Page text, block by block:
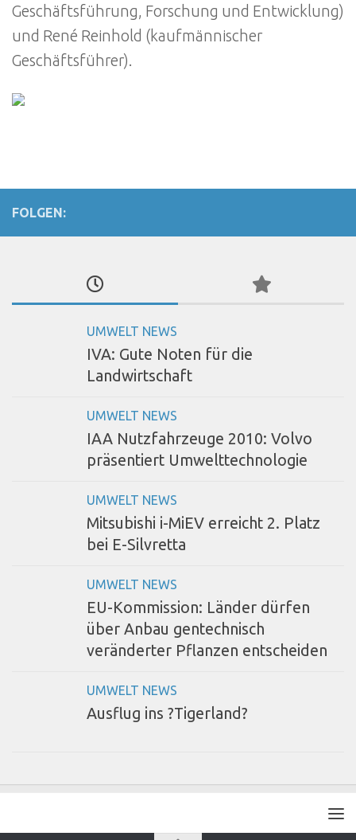
Geschäftsführung, Forschung und Entwicklung)
und René Reinhold (kaufmännischer
Geschäftsführer).
FOLGEN:
UMWELT NEWS
IVA: Gute Noten für die
Landwirtschaft
UMWELT NEWS
IAA Nutzfahrzeuge 2010: Volvo
präsentiert Umwelttechnologie
UMWELT NEWS
Mitsubishi i-MiEV erreicht 2. Platz
bei E-Silvretta
UMWELT NEWS
EU-Kommission: Länder dürfen
über Anbau gentechnisch
veränderter Pflanzen entscheiden
UMWELT NEWS
Ausflug ins ?Tigerland?